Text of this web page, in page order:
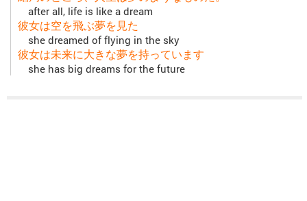
after all, life is like a dream
彼女は空を飛ぶ夢を見た
she dreamed of flying in the sky
彼女は未来に大きな夢を持っています
she has big dreams for the future